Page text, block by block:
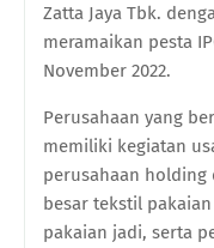
Zatta Jaya Tbk.
meramaikan pesta
November 2022.
Perusahaan yang
memiliki kegiatan
perusahaan holding
besar tekstil
pakaian jadi, serta